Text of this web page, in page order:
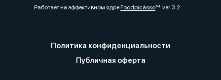
Работает на эффективном ядреFoodpicássover. 3.2
Политика конфиденциальности
Публичная оферта